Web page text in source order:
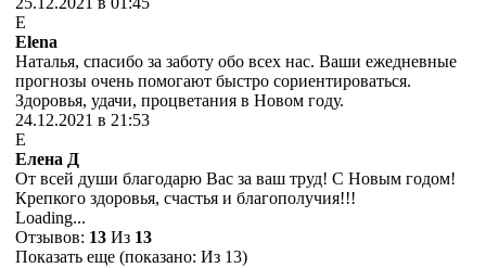
E
Elena
Наталья, спасибо за заботу обо всех нас. Ваши ежедневные
прогнозы очень помогают быстро сориентироваться.
Здоровья, удачи, процветания в Новом году.
24.12.2021 в 21:53
Е
Елена Д
От всей души благодарю Вас за ваш труд! С Новым годом!
Крепкого здоровья, счастья и благополучия!!!
Loading...
Отзывов: 13 Из 13
Показать еще (показано: Из 13)